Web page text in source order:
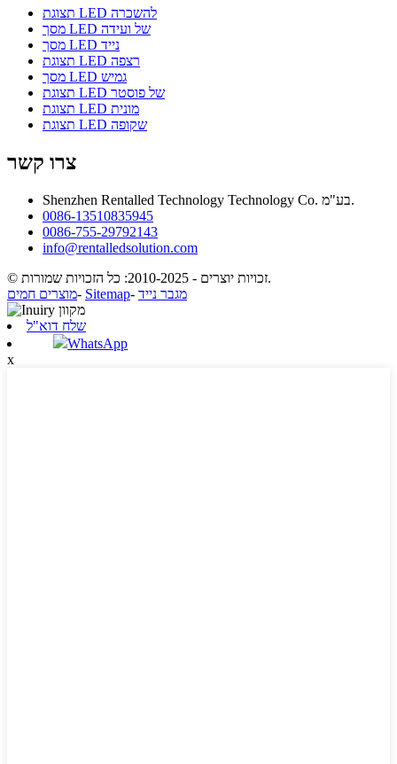
תצוגת LED להשכרה
מסך LED של ועידה
מסך LED נייד
תצוגת LED רצפה
מסך LED גמיש
תצוגת LED של פוסטר
תצוגת LED מונית
תצוגת LED שקופה
צרו קשר
Shenzhen Rentalled Technology Technology Co. בע"מ.
0086-13510835945
0086-755-29792143
info@rentalledsolution.com
© זכויות יוצרים - 2010-2025: כל הזכויות שמורות.
מוצרים חמים- Sitemap- מגבר נייד
שלח דוא"ל
WhatsApp
x